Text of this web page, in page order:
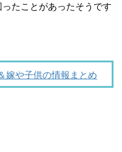
たことがあったそうです
嫁や子供の情報まとめ